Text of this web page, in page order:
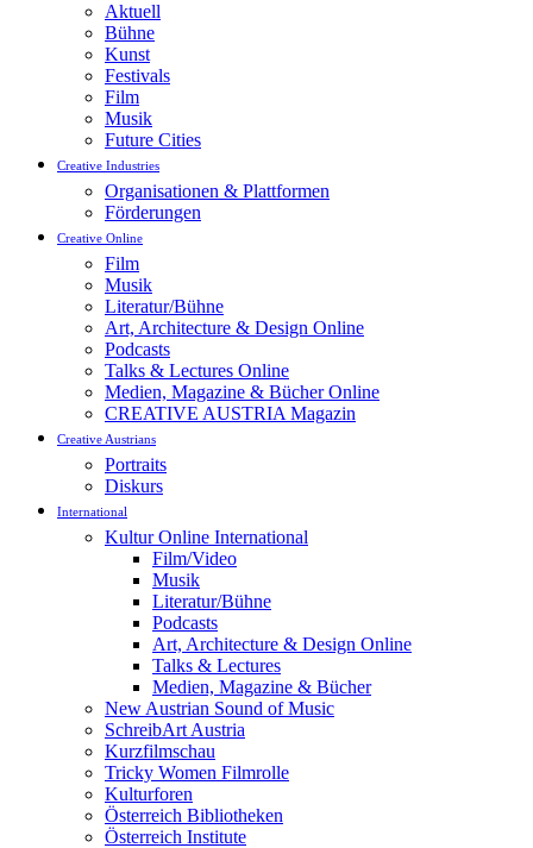
Aktuell
Bühne
Kunst
Festivals
Film
Musik
Future Cities
Creative Industries
Organisationen & Plattformen
Förderungen
Creative Online
Film
Musik
Literatur/Bühne
Art, Architecture & Design Online
Podcasts
Talks & Lectures Online
Medien, Magazine & Bücher Online
CREATIVE AUSTRIA Magazin
Creative Austrians
Portraits
Diskurs
International
Kultur Online International
Film/Video
Musik
Literatur/Bühne
Podcasts
Art, Architecture & Design Online
Talks & Lectures
Medien, Magazine & Bücher
New Austrian Sound of Music
SchreibArt Austria
Kurzfilmschau
Tricky Women Filmrolle
Kulturforen
Österreich Bibliotheken
Österreich Institute